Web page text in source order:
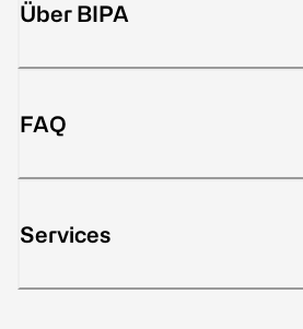
Über BIPA
FAQ
Services